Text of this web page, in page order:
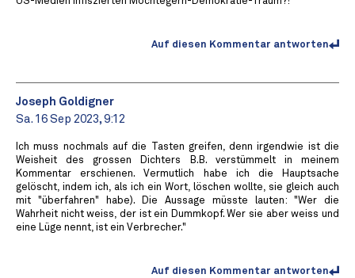
Auf diesen Kommentar antworten
Joseph Goldigner
Sa. 16 Sep 2023, 9:12
Ich muss nochmals auf die Tasten greifen, denn irgendwie ist die
Weisheit des grossen Dichters B.B. verstümmelt in meinem
Kommentar erschienen. Vermutlich habe ich die Hauptsache
gelöscht, indem ich, als ich ein Wort, löschen wollte, sie gleich auch
mit "überfahren" habe). Die Aussage müsste lauten: "Wer die
Wahrheit nicht weiss, der ist ein Dummkopf. Wer sie aber weiss und
eine Lüge nennt, ist ein Verbrecher."
Auf diesen Kommentar antworten